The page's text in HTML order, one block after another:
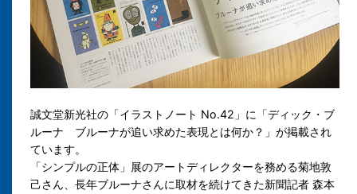
誠文堂新光社の「イラストノート No.42」に「ディック・ブ
ルーナ ブルーナが追い求めた表現とは何か？」が掲載され
ています。
「シンプルの正体」展のアートディレクターを務める菊地敦
己さん、長年ブルーナさんに取材を続けてきた新聞記者 森本